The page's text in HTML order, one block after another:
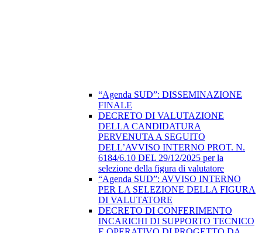
“Agenda SUD”: DISSEMINAZIONE
FINALE
DECRETO DI VALUTAZIONE
DELLA CANDIDATURA
PERVENUTA A SEGUITO
DELL’AVVISO INTERNO PROT. N.
6184/6.10 DEL 29/12/2025 per la
selezione della figura di valutatore
“Agenda SUD”: AVVISO INTERNO
PER LA SELEZIONE DELLA FIGURA
DI VALUTATORE
DECRETO DI CONFERIMENTO
INCARICHI DI SUPPORTO TECNICO